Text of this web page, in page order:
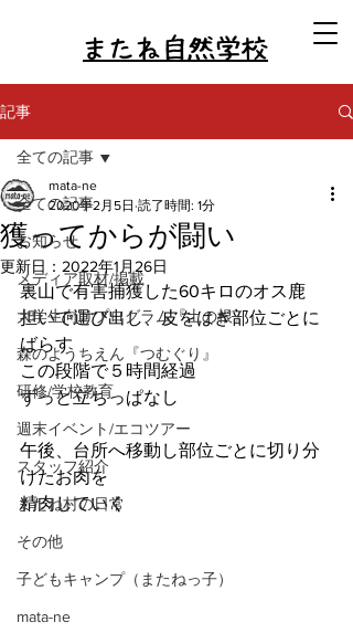
またね自然学校
記事
全ての記事
お知らせ
メディア取材/掲載
大学生向けプログラム『土の根』
森のようちえん『つむぐり』
研修/学校教育
週末イベント/エコツアー
スタッフ紹介
またね村の日常
その他
子どもキャンプ（またねっ子）
mata-ne
全ての記事
獲ってからが闘い
mata-ne
2020年2月5日 読了時間: 1分
更新日： 2022年1月26日
裏山で有害捕獲した60キロのオス鹿
担いで運び出し、皮をはぎ部位ごとに
ばらす
この段階で５時間経過
ずっと立ちっぱなし
午後、台所へ移動し部位ごとに切り分
けたお肉を
精肉していく